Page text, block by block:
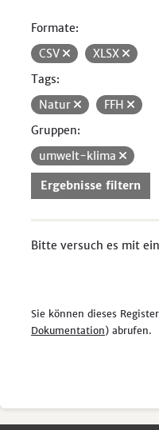
Formate:
CSV
XLSX
Tags:
Natur
FFH
Gruppen:
umwelt-klima
Ergebnisse filtern
Bitte versuch es mit
Sie können dieses
Dokumentation) abrufen.